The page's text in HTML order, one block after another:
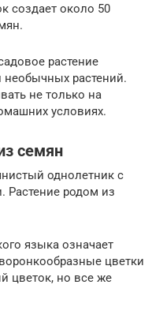
создает около 50
растение
необычных растений.
не только на
условиях.
семян
однолетник с
родом из
языка означает
цветки
цветок, но все же